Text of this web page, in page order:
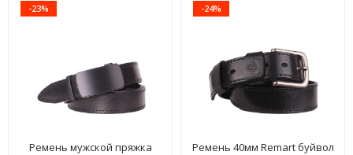
-23%
Ремень мужской пряжка
-24%
Ремень 40мм Remart буйвол